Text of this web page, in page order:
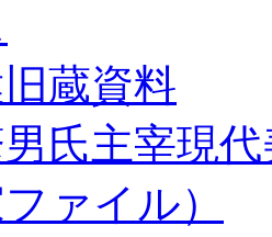
蔵資料
氏主宰現
ファイル）